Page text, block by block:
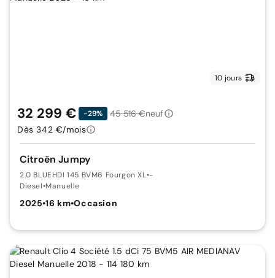
10 jours
Citroën Jumpy
2.0 BLUEHDI 145 BVM6 Fourgon XL•-
Diesel•Manuelle
2025•16 km•Occasion
32 299 € -29% 45 516 €neuf
Dès 342 €/mois